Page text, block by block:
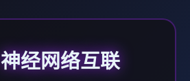
神经网络互联